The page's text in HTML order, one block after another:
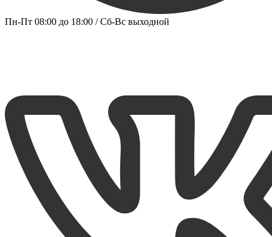
Пн-Пт 08:00 до 18:00 / Сб-Вс выходной